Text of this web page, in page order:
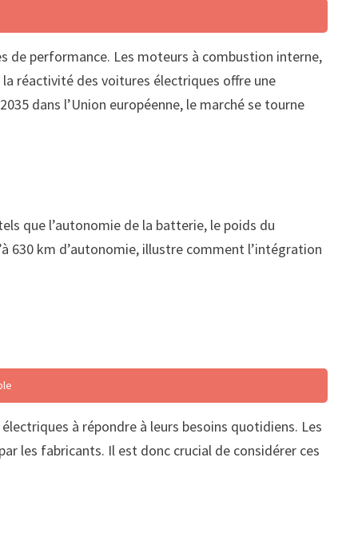
de performance. Les moteurs à combustion interne,
réactivité des voitures électriques offre une
dans l’Union européenne, le marché se tourne
que l’autonomie de la batterie, le poids du
630 km d’autonomie, illustre comment l’intégration
à répondre à leurs besoins quotidiens. Les
les fabricants. Il est donc crucial de considérer ces